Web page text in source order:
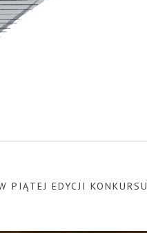
PIĄTEJ EDYCJI KONKURSU